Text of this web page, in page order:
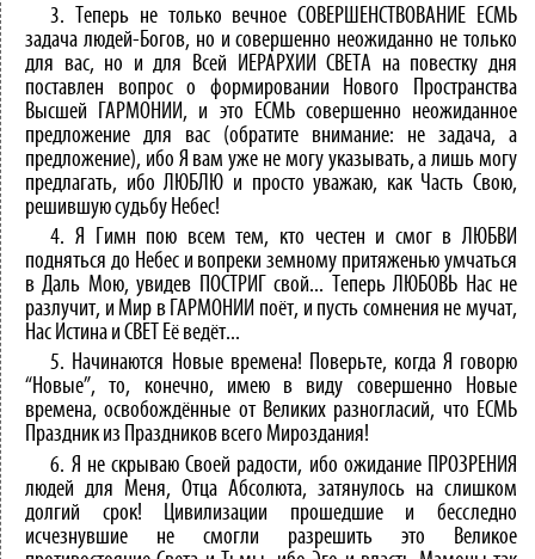
3. Теперь не только вечное СОВЕРШЕНСТВОВАНИЕ ЕСМЬ
задача людей-Богов, но и совершенно неожиданно не только
для вас, но и для Всей ИЕРАРХИИ СВЕТА на повестку дня
поставлен вопрос о формировании Нового Пространства
Высшей ГАРМОНИИ, и это ЕСМЬ совершенно неожиданное
предложение для вас (обратите внимание: не задача, а
предложение), ибо Я вам уже не могу указывать, а лишь могу
предлагать, ибо ЛЮБЛЮ и просто уважаю, как Часть Свою,
решившую судьбу Небес!
4. Я Гимн пою всем тем, кто честен и смог в ЛЮБВИ
подняться до Небес и вопреки земному притяженью умчаться
в Даль Мою, увидев ПОСТРИГ свой... Теперь ЛЮБОВЬ Нас не
разлучит, и Мир в ГАРМОНИИ поёт, и пусть сомнения не мучат,
Нас Истина и СВЕТ Её ведёт...
5. Начинаются Новые времена! Поверьте, когда Я говорю
“Новые”, то, конечно, имею в виду совершенно Новые
времена, освобождённые от Великих разногласий, что ЕСМЬ
Праздник из Праздников всего Мироздания!
6. Я не скрываю Своей радости, ибо ожидание ПРОЗРЕНИЯ
людей для Меня, Отца Абсолюта, затянулось на слишком
долгий срок! Цивилизации прошедшие и бесследно
исчезнувшие не смогли разрешить это Великое